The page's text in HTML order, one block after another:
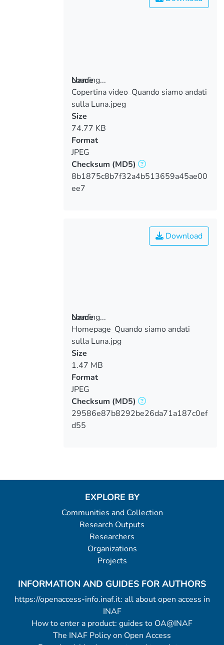
Loading...
Loading...
Name
Copertina video_Quando siamo andati
sulla Luna.jpeg
Size
74.77 KB
Format
JPEG
Checksum (MD5)
8b1875c8b7f32a4b513659a45ae00
ee7
Loading...
Loading...
Download
Name
Homepage_Quando siamo andati
sulla Luna.jpg
Size
1.47 MB
Format
JPEG
Checksum (MD5)
29586e87b8292be26da71a187c0ef
d55
EXPLORE BY
Communities and Collection
Research Outputs
Researchers
Organizations
Projects
INFORMATION AND GUIDES FOR AUTHORS
https://openaccess-info.inaf.it: all about open access in
INAF
How to enter a product: guides to OA@INAF
The INAF Policy on Open Access